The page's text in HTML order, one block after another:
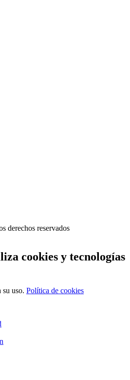
derechos reservados
cookies y tecnologías
su uso. Política de cookies